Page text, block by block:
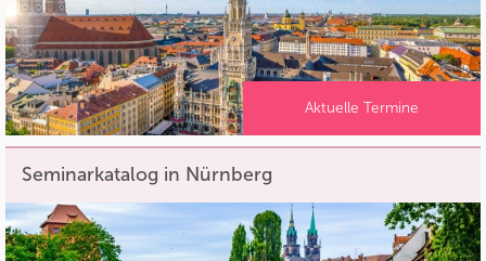
Aktuelle Termine
Seminarkatalog in Nürnberg